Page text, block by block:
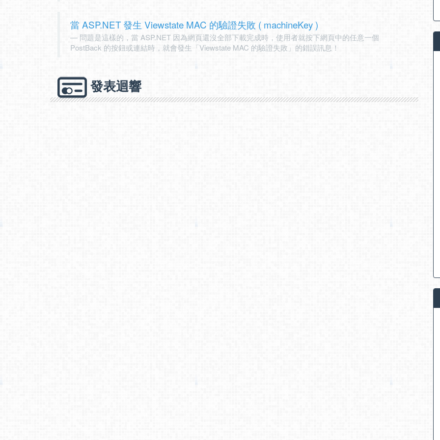
當 ASP.NET 發生 Viewstate MAC 的驗證失敗 ( machineKey )
問題是這樣的，當 ASP.NET 因為網頁還沒全部下載完成時，使用者就按下網頁中的任意一個
PostBack 的按鈕或連結時，就會發生「Viewstate MAC 的驗證失敗」的錯誤訊息！
發表迴響